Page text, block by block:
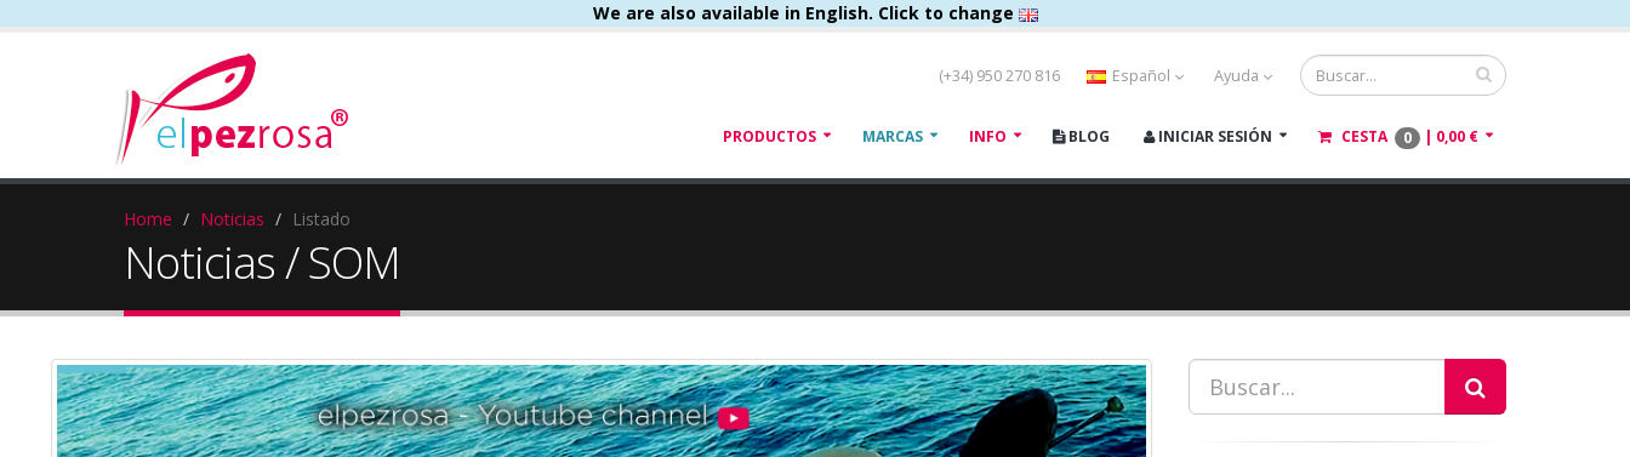
We are also available in English. Click to change
(+34) 950 270 816 Español Ayuda
PRODUCTOS MARCAS INFO BLOG INICIAR SESIÓN CESTA 0 | 0,00 €
Home Noticias Listado
Noticias / SOM